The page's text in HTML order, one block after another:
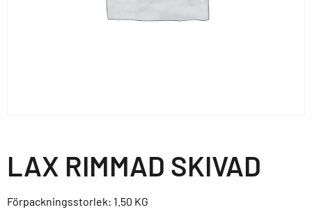
LAX RIMMAD SKIVAD
Förpackningsstorlek: 1.50 KG